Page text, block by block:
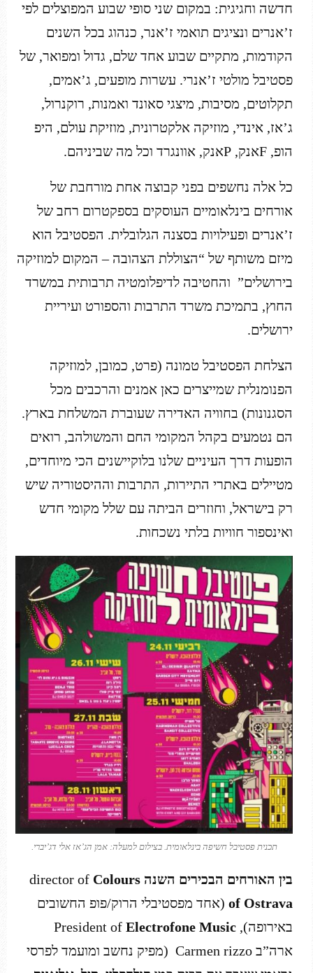
חדשה וחגיגית: במקום שני סופי שבוע המפוצלים לפי
ז’אנרים ונציגים תואמי ז’אנר, כנהוג בכל השנים
הקודמות, מתקיים שבוע אחד שלם, גדול ומפואר, של
פסטיבל מולטי ז’אנרי. עשרות מופעים, ג’אמים,
תקלוטים, מסיבות, מיצגי סאונד ואמנות, רוקנרול,
ג’אז, אינדי, מוזיקה אלקטרונית, מוזיקת עולם, היפ
הופ, Fאנק, Pאנק, אוונגרד וכל מה שביניהם.
כל אלה נחשפים בפני קבוצה אחת מורחבת של
אורחים בינלאומיים העוסקים בספקטרום רחב של
ז’אנרים ופעילויות בסצנה הגלובלית. הפסטיבל הוא
מיזם משותף של “הצוללת הצהובה – המקום למוזיקה
בירושלים” והחטיבה לדיפלומטיה תרבותית במשרד
החוץ, בתמיכת משרד התרבות והספורט ועיריית
ירושלים.
הצלחת הפסטיבל טמונה (פרט, כמובן, למוזיקה
הפנומנלית שמייצרים כאן אמנים והרכבים מכל
הסגנונות) בחוויה האדירה שעוברת המשלחת בארץ.
הם נטמעים בקהל המקומי החם והמשולהב, רואים
הופעות דרך העיניים שלנו בלוקיישנים הכי מיוחדים,
מטיילים באתרי התיירות, התרבות וההיסטוריה שיש
רק בישראל, וחוזרים הביתה עם שלל מקומי חדש
ואינספור חוויות בלתי נשכחות.
תכנית פסטיבל חשיפה בינלאומית. בצילום למעלה: אמן הג’אז אלי דג’יברי.
בין האורחים הבכירים השנה Colours
of Ostrava (אחד מפסטיבלי הרוק/פופ החשובים
באירופה), President of Electrofone Music
ארה”ב Carmen rizzo (מפיק נחשב ומועמד לפרסי